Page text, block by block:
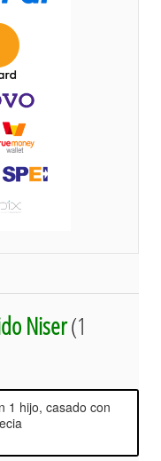
Niser(1
1 hijo, casado con